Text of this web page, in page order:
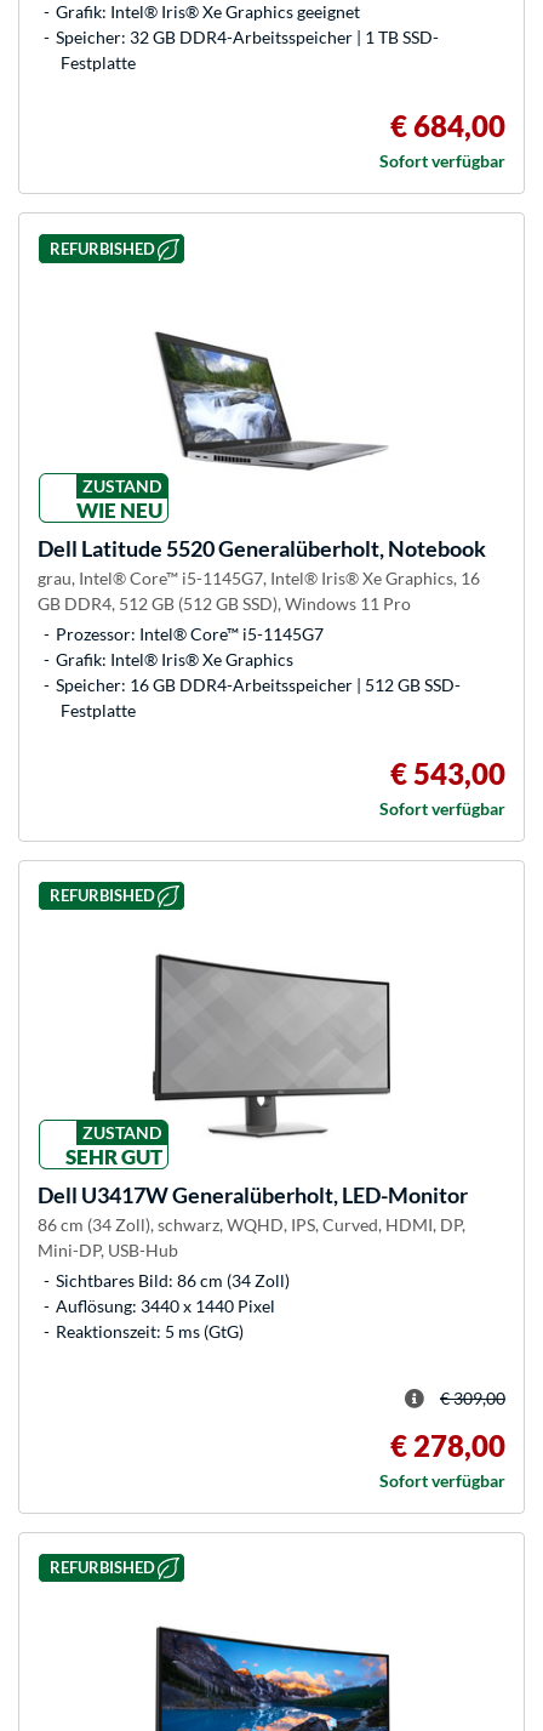
Grafik: Intel® Iris® Xe Graphics geeignet
Speicher: 32 GB DDR4-Arbeitsspeicher | 1 TB SSD-
Festplatte
€ 684,00
Sofort verfügbar
REFURBISHED
ZUSTAND
WIE NEU
Dell Latitude 5520 Generalüberholt, Notebook
grau, Intel® Core™ i5-1145G7, Intel® Iris® Xe Graphics, 16
GB DDR4, 512 GB (512 GB SSD), Windows 11 Pro
Prozessor: Intel® Core™ i5-1145G7
Grafik: Intel® Iris® Xe Graphics
Speicher: 16 GB DDR4-Arbeitsspeicher | 512 GB SSD-
Festplatte
€ 543,00
Sofort verfügbar
REFURBISHED
ZUSTAND
SEHR GUT
Dell U3417W Generalüberholt, LED-Monitor
86 cm (34 Zoll), schwarz, WQHD, IPS, Curved, HDMI, DP,
Mini-DP, USB-Hub
Sichtbares Bild: 86 cm (34 Zoll)
Auflösung: 3440 x 1440 Pixel
Reaktionszeit: 5 ms (GtG)
€ 309,00
€ 278,00
Sofort verfügbar
REFURBISHED